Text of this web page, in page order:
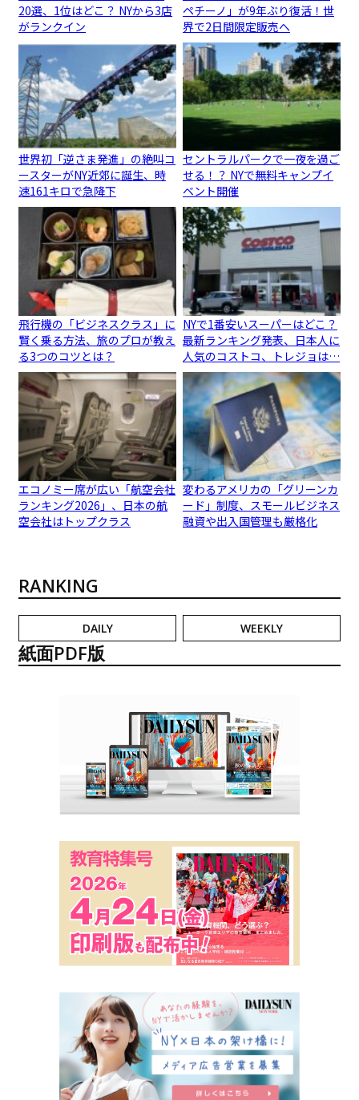
20選、1位はどこ？ NYから3店
がランクイン
ペチーノ」が9年ぶり復活！世
界で2日間限定販売へ
世界初「逆さま発進」の絶叫コ
ースターがNY近郊に誕生、時
速161キロで急降下
セントラルパークで一夜を過ご
せる！？ NYで無料キャンプイ
ベント開催
飛行機の「ビジネスクラス」に
賢く乗る方法、旅のプロが教え
る3つのコツとは？
NYで1番安いスーパーはどこ？
最新ランキング発表、日本人に
人気のコストコ、トレジョは…
エコノミー席が広い「航空会社
ランキング2026」、日本の航
空会社はトップクラス
変わるアメリカの「グリーンカ
ード」制度、スモールビジネス
融資や出入国管理も厳格化
RANKING
DAILY WEEKLY
紙面PDF版